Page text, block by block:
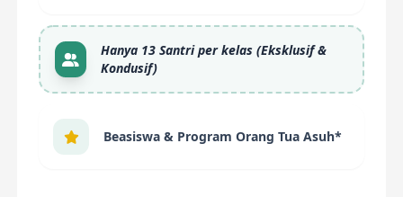
Hanya 13 Santri per kelas (Eksklusif &
Kondusif)
Beasiswa & Program Orang Tua Asuh*